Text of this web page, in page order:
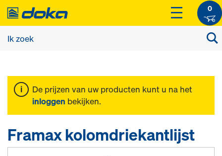
0
De prijzen van uw producten kunt u na het
inloggen bekijken.
Framax kolomdriekantlijst